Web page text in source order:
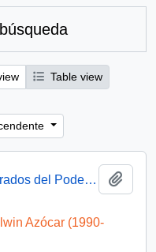
Table view
Asociación Nacional de Magistrados del Poder Judicial
Azócar (1990-